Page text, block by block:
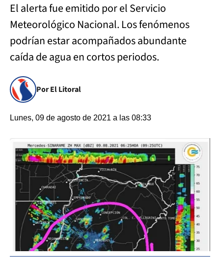
El alerta fue emitido por el Servicio
Meteorológico Nacional. Los fenómenos
podrían estar acompañados abundante
caída de agua en cortos periodos.
Por El Litoral
Lunes, 09 de agosto de 2021 a las 08:33